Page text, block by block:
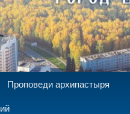
Проповеди архипастыря